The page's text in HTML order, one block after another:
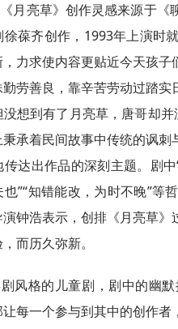
月亮草》创作灵感来源于
徐葆齐创作，1993年上演时
力求使内容更贴近今天孩
劳善良，靠辛苦劳动过踏实
没想到有了月亮草，唐哥却
秉承着民间故事中传统的讽
达出作品的深刻主题。剧
也”“知错能改，为时不晚”等
钟浩表示，创排《月亮草
而历久弥新。
风格的儿童剧，剧中的幽
每一个参与到其中的创作